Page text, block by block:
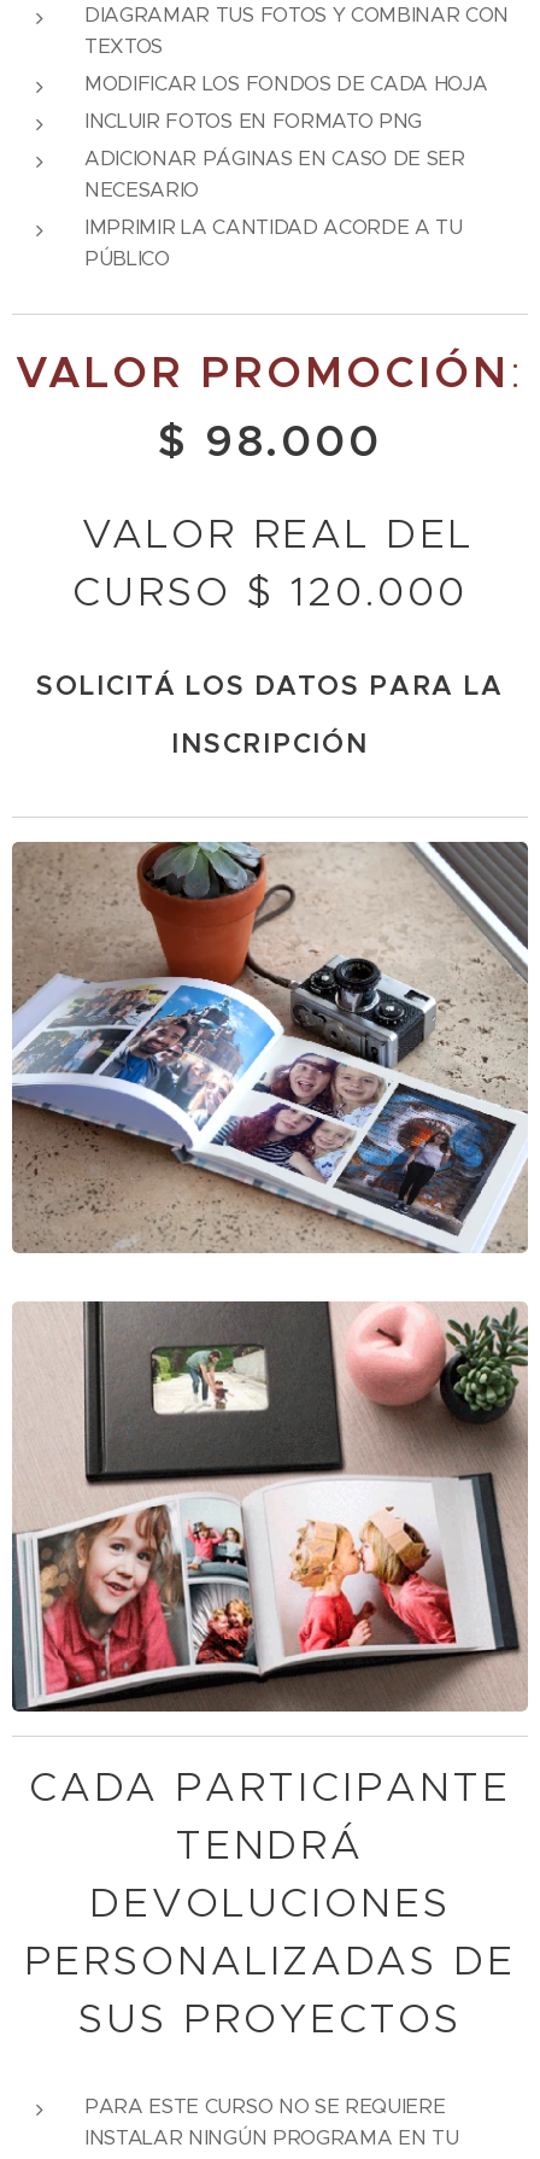
DIAGRAMAR TUS FOTOS Y COMBINAR CON
TEXTOS
MODIFICAR LOS FONDOS DE CADA HOJA
INCLUIR FOTOS EN FORMATO PNG
ADICIONAR PÁGINAS EN CASO DE SER
NECESARIO
IMPRIMIR LA CANTIDAD ACORDE A TU
PÚBLICO
VALOR PROMOCIÓN :
$ 98.000
VALOR REAL DEL
CURSO $ 120.000
SOLICITÁ LOS DATOS PARA LA
INSCRIPCIÓN
CADA PARTICIPANTE
TENDRÁ
DEVOLUCIONES
PERSONALIZADAS DE
SUS PROYECTOS
PARA ESTE CURSO NO SE REQUIERE
INSTALAR NINGÚN PROGRAMA EN TU